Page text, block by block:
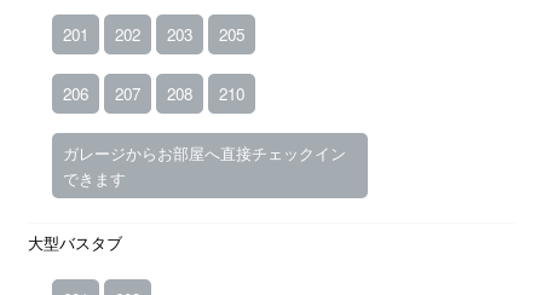
201 202 203 205
206 207 208 210
ガレージからお部屋へ直接チェックイン
できます
大型バスタブ